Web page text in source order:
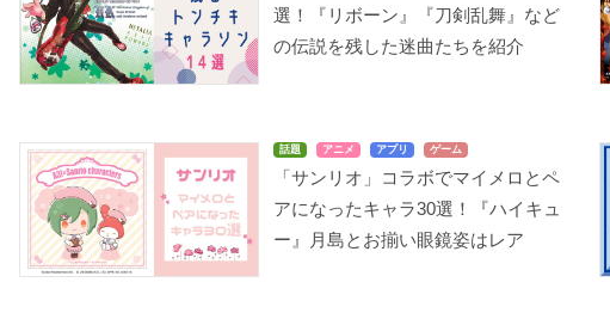
選！『リボーン』『刀剣乱舞』など
の伝説を残した迷曲たちを紹介
話題 アニメ アプリ ゲーム
「サンリオ」コラボでマイメロとペ
アになったキャラ30選！『ハイキュ
ー』月島とお揃い眼鏡姿はレア